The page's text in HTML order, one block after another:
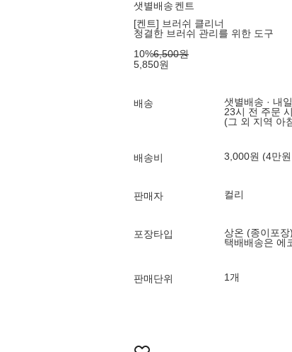
샛별배송 켄트
[켄트] 브러쉬 클리너
청결한 브러쉬 관리를 위한 도구
10%6,500원
5,850원
배송
샛별배송 · 내
23시 전 주문
(그 외 지역 아
배송비 3,000원 (4만
판매자 컬리
포장타입
상온 (종이포장)
택배배송은 에
판매단위 1개